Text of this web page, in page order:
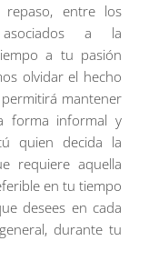
repaso, entre los
asociados a la
a tu pasión
olvidar el hecho
mantener
forma informal y
quien decida la
requiere aquella
en tu tiempo
desees en cada
durante tu